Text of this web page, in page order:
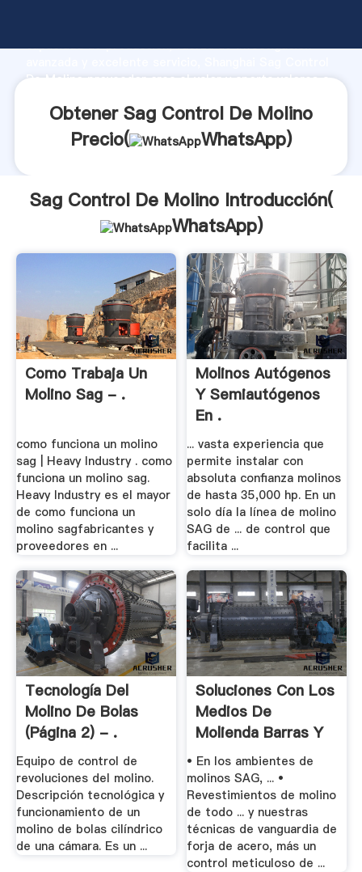
capacidad de producción, fuerza de investigación
De Molino proveedor crea el valor y aporta valores a
Obtener Sag Control De Molino
Precio(
WhatsApp)
Sag Control De Molino Introducción(
WhatsApp)
Como Trabaja Un
Molino Sag - .
como funciona un molino
sag | Heavy Industry . como
funciona un molino sag.
Heavy Industry es el mayor
de como funciona un
molino sagfabricantes y
proveedores en ...
Molinos Autógenos
Y Semiautógenos
En .
... vasta experiencia que
permite instalar con
absoluta confianza molinos
de hasta 35,000 hp. En un
solo día la línea de molino
SAG de ... de control que
facilita ...
Tecnología Del
Molino De Bolas
(página 2) - .
Equipo de control de
revoluciones del molino.
Descripción tecnológica y
funcionamiento de un
molino de bolas cilíndrico
de una cámara. Es un ...
Soluciones Con Los
Medios De
Molienda Barras Y
Bolas .
• En los ambientes de
molinos SAG, ... •
Revestimientos de molino
de todo ... y nuestras
técnicas de vanguardia de
forja de acero, más un
control meticuloso de ...